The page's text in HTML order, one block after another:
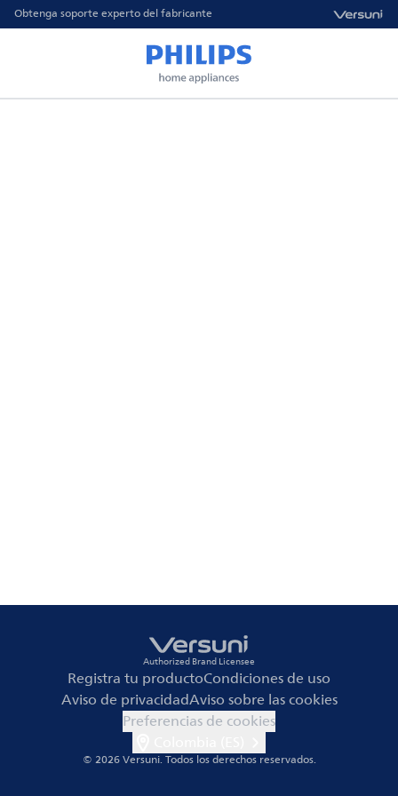
Obtenga soporte experto del fabricante
Authorized Brand Licensee
Registra tu productoCondiciones de uso
Aviso de privacidadAviso sobre las cookies
Preferencias de cookies
© 2026 Versuni.Todos los derechos reservados.